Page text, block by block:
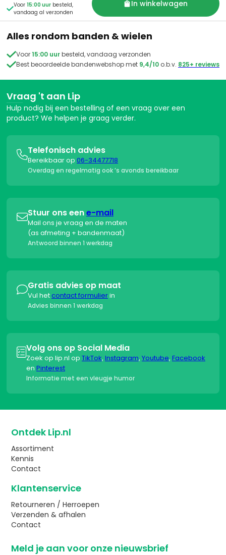
afhandeling.
Voor 15:00 uur besteld,
vandaag al verzonden
In winkelwagen
Alles rondom banden & wielen
Voor15:00 uurbesteld, vandaag verzonden
Best beoordeelde bandenwebshop met 9,4/10 o.b.v. 825+ reviews
Vraag 't aan Lip
Hulp nodig bij een bestelling of een vraag over een
product? We helpen je graag verder.
Telefonisch advies
Bereikbaar op 06-34477718
Overdag en regelmatig ook ’s avonds bereikbaar
Stuur ons eene-mail
Mail ons je vraag en de maten
(as afmeting + bandenmaat)
Antwoord binnen 1 werkdag
Gratis advies op maat
Vul hetcontact formulierin
Advies binnen 1 werkdag
Volg ons op Social Media
Zoek op lip.nl op TikTok, Instagram, Youtube, Facebook
en Pinterest
Informatie met een vleugje humor
Ontdek Lip.nl
Assortiment
Kennis
Contact
Klantenservice
Retourneren / Herroepen
Verzenden & afhalen
Contact
Meld je aan voor onze nieuwsbrief